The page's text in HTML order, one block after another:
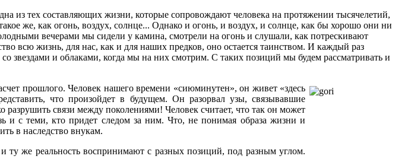
из тех составляющих жизни, которые сопровождают человека на протяжении тысячелетий,
же, как огонь, воздух, солнце... Однако и огонь, и воздух, и солнце, как бы хорошо они ни
вечерами мы сидели у камина, смотрели на огонь и слушали, как потрескивают
всю жизнь, для нас, как и для наших предков, оно остается таинством. И каждый раз
звездами и облаками, когда мы на них смотрим. С таких позиций мы будем рассматривать и
прошлого. Человек нашего времени «сиюминутен», он живет «здесь
что произойдет в будущем. Он разорвал узы, связывавшие
связи между поколениями! Человек считает, что так он может
и с теми, кто придет следом за ним. Что, не понимая образа жизни и
в наследство внукам.
ту же реальность воспринимают с разных позиций, под разным углом.